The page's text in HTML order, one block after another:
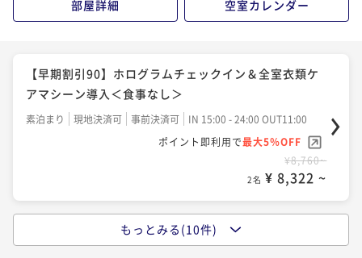
部屋詳細 空室カレンダー
【早期割引90】ホログラムチェックイン＆全室衣類ケ
アマシーン導入＜食事なし＞
素泊まり 現地決済可 事前決済可
IN 15:00 - 24:00 OUT11:00
ポイント即利用で最大5％OFF
¥8,760~
2名 ¥ 8,322 ~
【早期割引30】ホログラムチェックイン＆全室衣類ケ
もっとみる(10件)